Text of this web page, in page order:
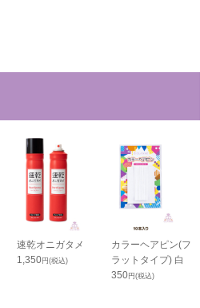
速乾オニガタメ
1,350円(税込)
カラーヘアピン(フ
ラットタイプ) 白
350円(税込)